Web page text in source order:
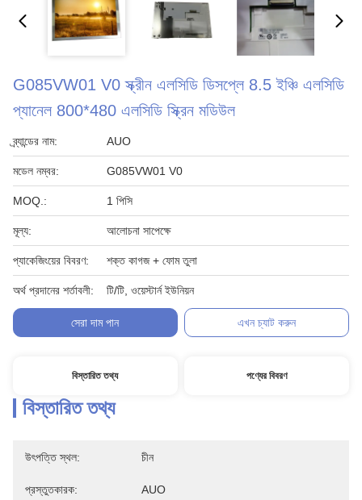
G085VW01 V0 স্ক্রীন এলসিডি ডিসপ্লে 8.5 ইঞ্চি এলসিডি
প্যানেল 800*480 এলসিডি স্ক্রিন মডিউল
ব্র্যান্ডের নাম: AUO
মডেল নম্বর: G085VW01 V0
MOQ.: 1 পিসি
মূল্য: আলোচনা সাপেক্ষে
প্যাকেজিংয়ের বিবরণ: শক্ত কাগজ + ফোম তুলা
অর্থ প্রদানের শর্তাবলী: টি/টি, ওয়েস্টার্ন ইউনিয়ন
সেরা দাম পান এখন চ্যাট করুন
বিস্তারিত তথ্য পণ্যের বিবরণ
বিস্তারিত তথ্য
উৎপত্তি স্থল: চীন
প্রস্তুতকারক: AUO